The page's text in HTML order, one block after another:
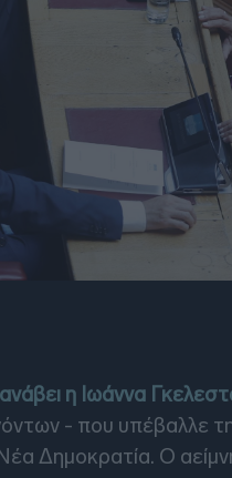
η Ιωάννα
- που υπέβαλλε
Δημοκρατία. Ο